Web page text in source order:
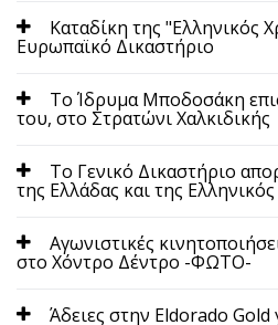
Kαταδίκη της "Ελληνικός
Ευρωπαϊκό Δικαστήριο
To Ίδρυμα Μποδοσάκη
του, στο Στρατώνι Χαλκιδικής
Tο Γενικό Δικαστήριο
της Ελλάδας και της
Αγωνιστικές
στο Χόντρο Δέντρο -ΦΩΤΟ-
Άδειες στην Eldorado Gold